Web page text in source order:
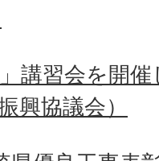
」講習会を開
興協議会）